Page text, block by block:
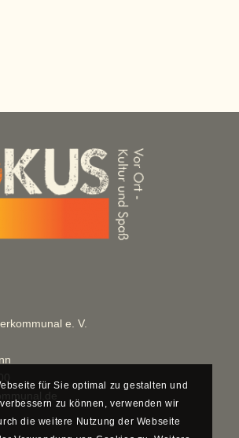
e. V.
für Sie optimal zu gestalten und
zu können, verwenden wir
die weitere Nutzung der Webseite